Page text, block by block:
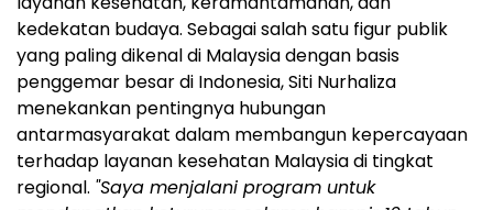
kedekatan budaya. Sebagai salah satu figur publik
yang paling dikenal di Malaysia dengan basis
penggemar besar di Indonesia, Siti Nurhaliza
menekankan pentingnya hubungan
antarmasyarakat dalam membangun kepercayaan
terhadap layanan kesehatan Malaysia di tingkat
regional. "Saya menjalani program untuk